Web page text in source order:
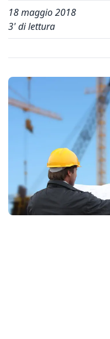
18 maggio 2018
3' di lettura